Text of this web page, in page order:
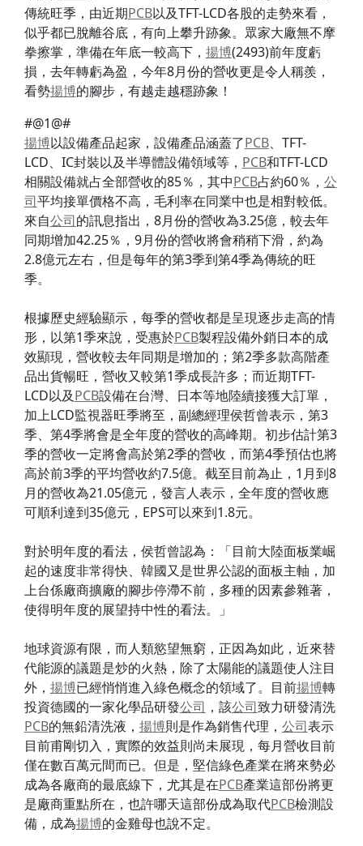
傳統旺季，由近期PCB以及TFT-LCD各股的走勢來看，
似乎都已脫離谷底，有向上攀升跡象。眾家大廠無不摩
拳擦掌，準備在年底一較高下， 揚博(2493)前年度虧
損，去年轉虧為盈，今年8月份的營收更是令人稱羨，
看勢揚博的腳步，有越走越穩跡象！
#@1@#
揚博以設備產品起家，設備產品涵蓋了PCB、TFT-
LCD、IC封裝以及半導體設備領域等， PCB和TFT-LCD
相關設備就占全部營收的85％，其中PCB占約60％， 公
司平均接單價格不高，毛利率在同業中也是相對較低。
來自公司的訊息指出，8月份的營收為3.25億，較去年
同期增加42.25％，9月份的營收將會稍稍下滑，約為
2.8億元左右，但是每年的第3季到第4季為傳統的旺
季。
根據歷史經驗顯示，每季的營收都是呈現逐步走高的情
形，以第1季來說，受惠於PCB製程設備外銷日本的成
效顯現，營收較去年同期是增加的；第2季多款高階產
品出貨暢旺，營收又較第1季成長許多；而近期TFT-
LCD以及PCB設備在台灣、日本等地陸續接獲大訂單，
加上LCD監視器旺季將至，副總經理侯哲曾表示，第3
季、第4季將會是全年度的營收的高峰期。初步估計第3
季的營收一定將會高於第2季的營收，而第4季預估也將
高於前3季的平均營收約7.5億。截至目前為止，1月到8
月的營收為21.05億元，發言人表示，全年度的營收應
可順利達到35億元，EPS可以來到1.8元。
對於明年度的看法，侯哲曾認為：「目前大陸面板業崛
起的速度非常得快、韓國又是世界公認的面板主軸，加
上台係廠商擴廠的腳步停滯不前，多種的因素參雜著，
使得明年度的展望持中性的看法。」
地球資源有限，而人類慾望無窮，正因為如此，近來替
代能源的議題是炒的火熱，除了太陽能的議題使人注目
外， 揚博已經悄悄進入綠色概念的領域了。目前揚博轉
投資德國的一家化學品研發公司 ，該公司致力研發清洗
PCB的無鉛清洗液， 揚博則是作為銷售代理， 公司表示
目前甫剛切入，實際的效益則尚未展現，每月營收目前
僅在數百萬元間而已。但是，堅信綠色產業在將來勢必
成為各廠商的最底線下，尤其是在PCB產業這部份將更
是廠商重點所在，也許哪天這部份成為取代PCB檢測設
備，成為揚博的金雞母也說不定。